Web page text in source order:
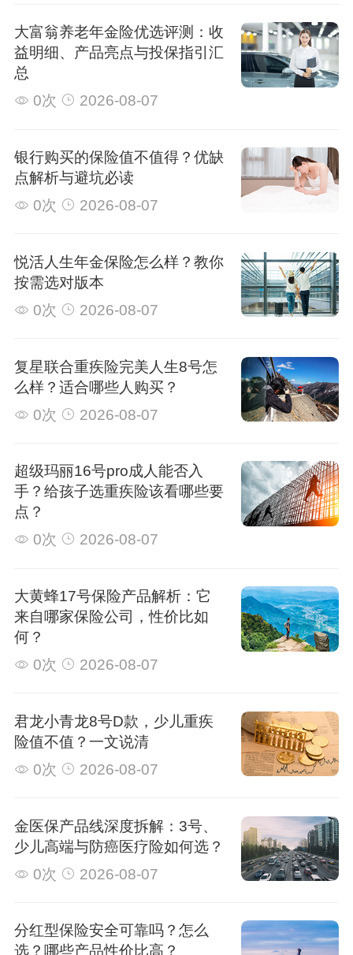
大富翁养老年金险优选评测：收
益明细、产品亮点与投保指引汇
总
0次
2026-08-07
银行购买的保险值不值得？优缺
点解析与避坑必读
0次
2026-08-07
悦活人生年金保险怎么样？教你
按需选对版本
0次
2026-08-07
复星联合重疾险完美人生8号怎
么样？适合哪些人购买？
0次
2026-08-07
超级玛丽16号pro成人能否入
手？给孩子选重疾险该看哪些要
点？
0次
2026-08-07
大黄蜂17号保险产品解析：它
来自哪家保险公司，性价比如
何？
0次
2026-08-07
君龙小青龙8号D款，少儿重疾
险值不值？一文说清
0次
2026-08-07
金医保产品线深度拆解：3号、
少儿高端与防癌医疗险如何选？
0次
2026-08-07
分红型保险安全可靠吗？怎么
选？哪些产品性价比高？